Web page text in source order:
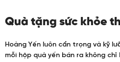
Quà tặng sức khỏe
Hoàng Yến luôn cẩn trọng và kỹ
mỗi hộp quà yến bán ra không